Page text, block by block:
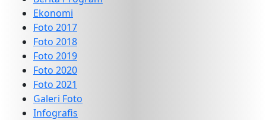
Ekonomi
Foto 2017
Foto 2018
Foto 2019
Foto 2020
Foto 2021
Galeri Foto
Infografis